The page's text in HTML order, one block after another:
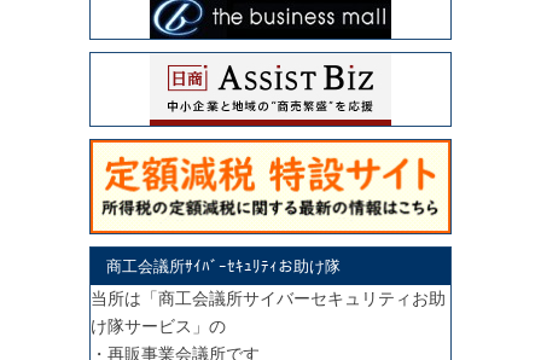
商工会議所ｻｲﾊﾞｰｾｷｭﾘﾃｨお助け隊
当所は「商工会議所サイバーセキュリティお助
け隊サービス」の
・再販事業会議所です